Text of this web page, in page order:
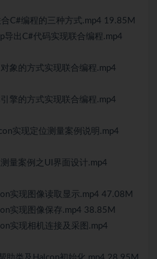
C#编程的三种方式.mp4 19.85M
出C#代码实现联合编程.mp4
象的方式实现联合编程.mp4
擎的方式实现联合编程.mp4
实现定位测量案例说明.mp4
量案例之UI界面设计.mp4
实现图像读取显示.mp4 47.08M
实现图像保存.mp4 38.85M
实现相机连接及采图.mp4